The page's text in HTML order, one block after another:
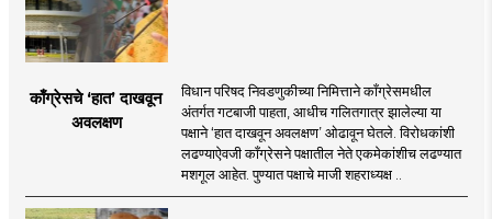
काँग्रेसचे ‘हात’ दाखवून
अवलक्षण
विधान परिषद निवडणुकीच्या निमित्ताने काँग्रेसमधील
अंतर्गत गटबाजी पाहता, आधीच गलितगात्र झालेल्या या
पक्षाने ‘हात दाखवून अवलक्षण’ ओढावून घेतले. विरोधकांशी
लढण्याऐवजी काँग्रेसने पक्षातील नेते एकमेकांशीच लढण्यात
मशगूल आहेत. पुण्यात पक्षाचे माजी शहराध्यक्ष ..